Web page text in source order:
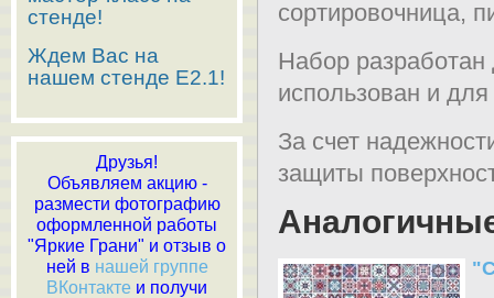
сортировочница,
Набор
использован и для
За счет
защиты
стенде!
Ждем Вас на
нашем стенде E2.1!
Друзья!
Объявляем акцию -
размести фотографию
оформленной работы
"Яркие Грани" и отзыв о
ней в нашей группе
ВКонтакте и получи